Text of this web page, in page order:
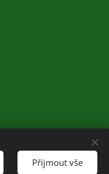
Přijmout vše